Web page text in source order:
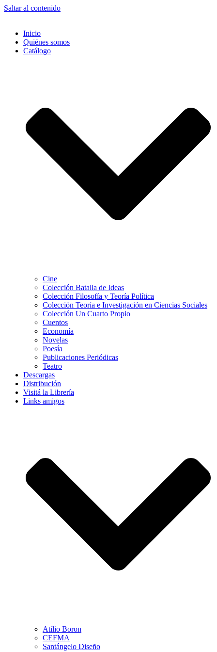
Saltar al contenido
Inicio
Quiénes somos
Catálogo
Cine
Colección Batalla de Ideas
Colección Filosofía y Teoría Política
Colección Teoría e Investigación en Ciencias Sociales
Colección Un Cuarto Propio
Cuentos
Economía
Novelas
Poesía
Publicaciones Periódicas
Teatro
Descargas
Distribución
Visitá la Librería
Links amigos
Atilio Boron
CEFMA
Santángelo Diseño